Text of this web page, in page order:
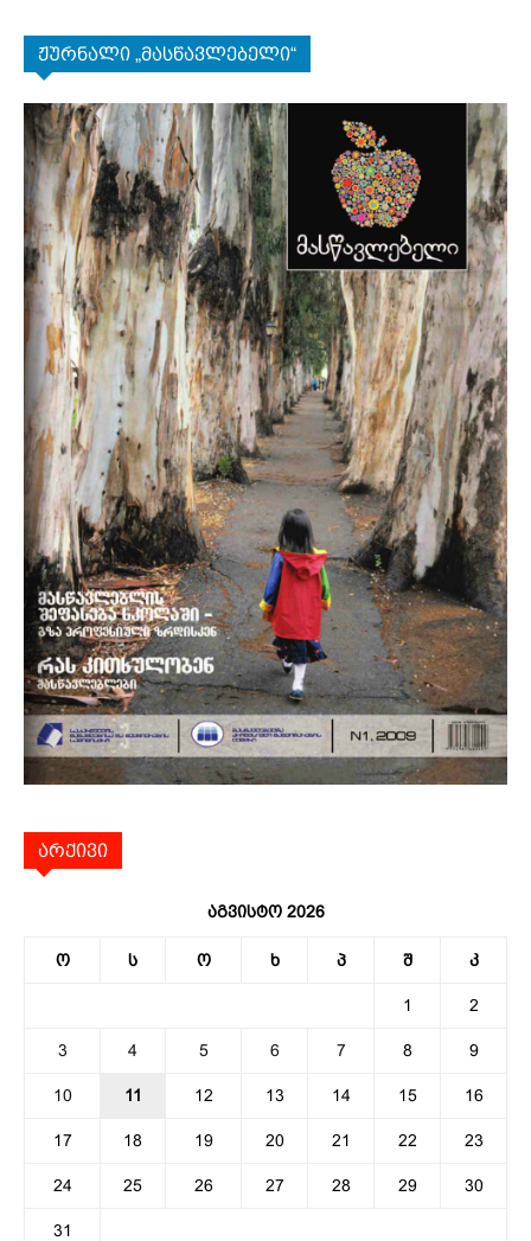
ჟურნალი „მასწავლებელი“
არქივი
აგვისტო 2026
ო ს ო ხ პ შ კ
1 2
3 4 5 6 7 8 9
10 11 12 13 14 15 16
17 18 19 20 21 22 23
24 25 26 27 28 29 30
31